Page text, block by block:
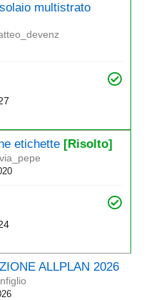
multistrato
etichette [Risolto]
ALLPLAN 2026